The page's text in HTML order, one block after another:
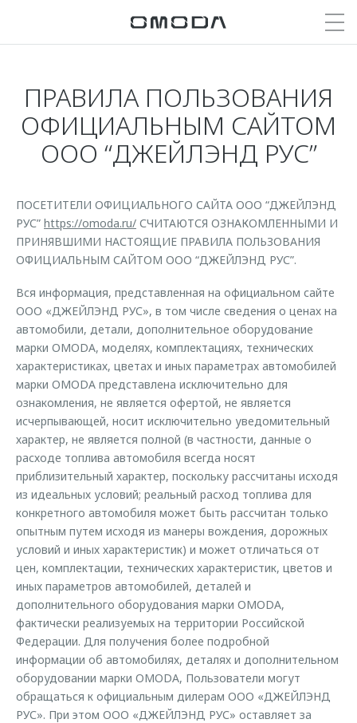
Модели
C5
C7
от 2 739 000 ₽*
Покупателям
Выбор и покупка
Записаться на тест-драйв
Cпецпредложения
Прайс-листы
Кредитование и страхование
Кредитные программы
Страхование
Кредитный калькулятор
Корпоративным клиентам
Корпоративные продажи
OMODA Лизинг
Трейд-ин
Калькулятор трейд-ин
Владельцам
Сервис
Записаться на сервис
Кузовной ремонт
Дилеры
Поддержка
Помощь на дороге
Гарантия
Дополнительная техническая поддержка
Руководства по эксплуатации
Клиентская поддержка
Клуб OMODA
Приложение владельцев OMODA
Аксессуары
Одежда и сувениры
Оригинальные аксессуары
Запчасти
Мир OMODA
О бренде
Партнерства и конкурсы
СМИ о нас
Блог
Истории владельцев
Для прессы
Стать дилером
Задать вопрос
Ключевые клиенты OMODA
Онлайн-сервисы
Приложение владельцев OMODA
Клуб владельцев OMODA
Новости
Правовая информация
Технологии
Обратная связь
ПРАВИЛА ПОЛЬЗОВАНИЯ
ОФИЦИАЛЬНЫМ САЙТОМ
ООО “ДЖЕЙЛЭНД РУС”
ПОСЕТИТЕЛИ ОФИЦИАЛЬНОГО САЙТА ООО “ДЖЕЙЛЭНД
РУС” https://omoda.ru/ СЧИТАЮТСЯ ОЗНАКОМЛЕННЫМИ И
ПРИНЯВШИМИ НАСТОЯЩИЕ ПРАВИЛА ПОЛЬЗОВАНИЯ
ОФИЦИАЛЬНЫМ САЙТОМ ООО “ДЖЕЙЛЭНД РУС”.
Вся информация, представленная на официальном сайте
ООО «ДЖЕЙЛЭНД РУС», в том числе сведения о ценах на
автомобили, детали, дополнительное оборудование
марки OMODA, моделях, комплектациях, технических
характеристиках, цветах и иных параметрах автомобилей
марки OMODA представлена исключительно для
ознакомления, не является офертой, не является
исчерпывающей, носит исключительно уведомительный
характер, не является полной (в частности, данные о
расходе топлива автомобиля всегда носят
приблизительный характер, поскольку рассчитаны исходя
из идеальных условий; реальный расход топлива для
конкретного автомобиля может быть рассчитан только
опытным путем исходя из манеры вождения, дорожных
условий и иных характеристик) и может отличаться от
цен, комплектации, технических характеристик, цветов и
иных параметров автомобилей, деталей и
дополнительного оборудования марки OMODA,
фактически реализуемых на территории Российской
Федерации. Для получения более подробной
информации об автомобилях, деталях и дополнительном
оборудовании марки OMODA, Пользователи могут
обращаться к официальным дилерам ООО «ДЖЕЙЛЭНД
РУС». При этом ООО «ДЖЕЙЛЭНД РУС» оставляет за